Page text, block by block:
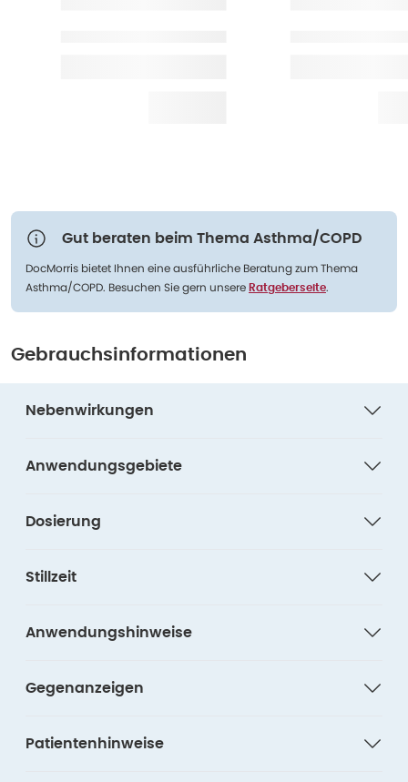
Gut beraten beim Thema Asthma/COPD
DocMorris bietet Ihnen eine ausführliche Beratung zum Thema
Asthma/COPD. Besuchen Sie gern unsere Ratgeberseite.
Gebrauchsinformationen
Nebenwirkungen
Anwendungsgebiete
Dosierung
Stillzeit
Anwendungshinweise
Gegenanzeigen
Patientenhinweise